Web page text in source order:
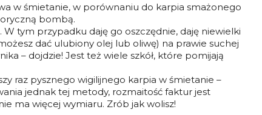
w śmietanie, w porównaniu do karpia smażonego
bombą.
W tym przypadku daję go oszczędnie, daję niewielki
dać ulubiony olej lub oliwę) na prawie suchej
– dojdzie! Jest też wiele szkół, które pomijają
raz pysznego wigilijnego karpia w śmietanie –
jednak tej metody, rozmaitość faktur jest
ma więcej wymiaru. Zrób jak wolisz!